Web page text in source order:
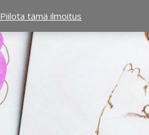
Piilota tämä ilmoitus